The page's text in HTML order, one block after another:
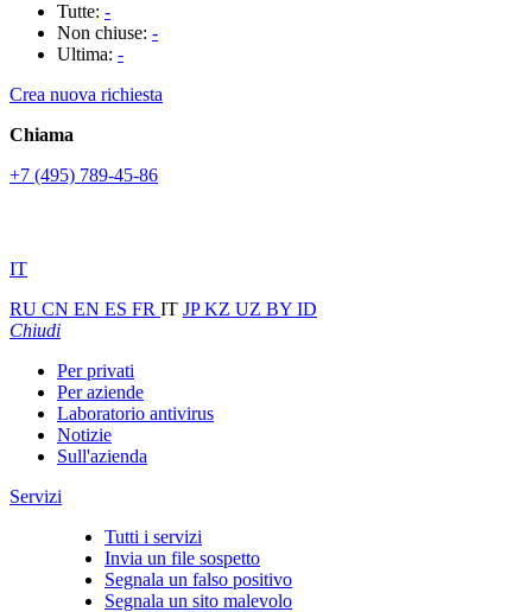
Tutte: -
Non chiuse: -
Ultima: -
Crea nuova richiesta
Chiama
+7 (495) 789-45-86
IT
RU CN EN ES FR IT JPKZ UZ BY ID
Chiudi
Per privati
Per aziende
Laboratorio antivirus
Notizie
Sull'azienda
Servizi
Tutti i servizi
Invia un file sospetto
Segnala un falso positivo
Segnala un sito malevolo